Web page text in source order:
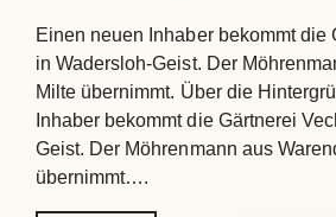
Einen neuen Inhaber bekommt die
in Wadersloh-Geist. Der
Milte übernimmt. Über die
Inhaber bekommt die Gärtnerei
Geist. Der Möhrenmann aus
übernimmt….